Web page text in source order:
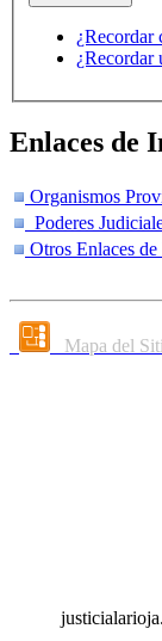
¿Recordar
¿Recordar
Enlaces de
Organismos
Poderes
Otros Enlaces de
Mapa del